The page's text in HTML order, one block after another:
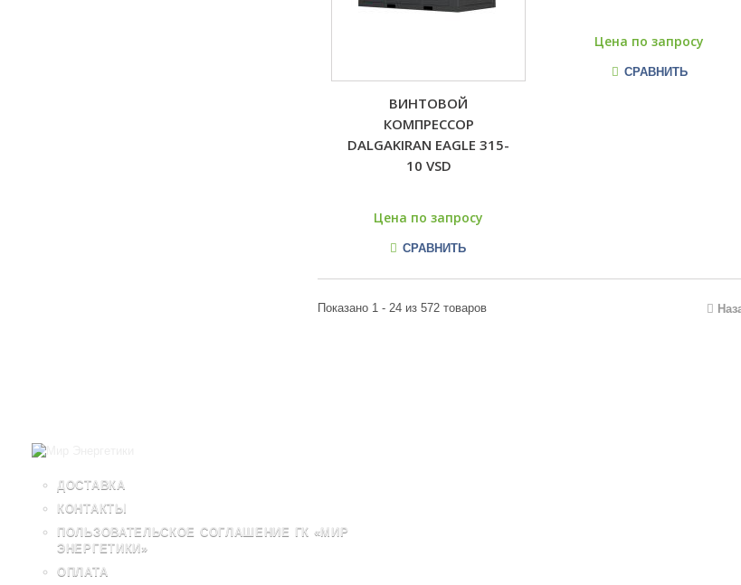
ВИНТОВОЙ
КОМПРЕССОР
DALGAKIRAN EAGLE 315-
10 VSD
Цена по запросу
СРАВНИТЬ
Цена по запросу
СРАВНИТЬ
Показано 1 - 24 из 572 товаров
ДОСТАВКА
КОНТАКТЫ
ПОЛЬЗОВАТЕЛЬСКОЕ СОГЛАШЕНИЕ ГК «МИР
ЭНЕРГЕТИКИ»
ОПЛАТА